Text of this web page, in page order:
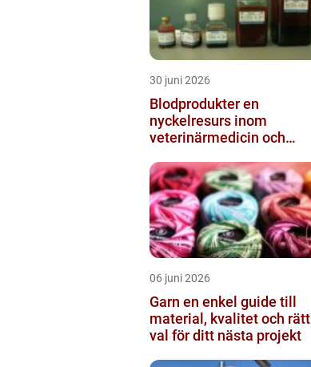
30 juni 2026
Blodprodukter en
nyckelresurs inom
veterinärmedicin och
06 juni 2026
Garn en enkel guide till
material, kvalitet och rätt
val för ditt nästa projekt